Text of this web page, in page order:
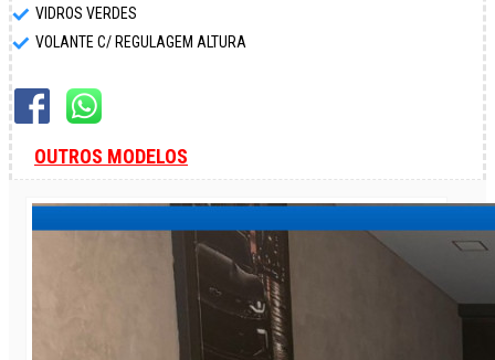
VIDROS VERDES
VOLANTE C/ REGULAGEM ALTURA
OUTROS MODELOS